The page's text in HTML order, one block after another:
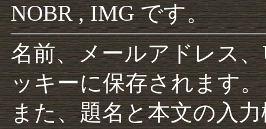
NOBR , IMG です。
名前、メールアドレス
ッキーに保存されます。
また、題名と本文の入